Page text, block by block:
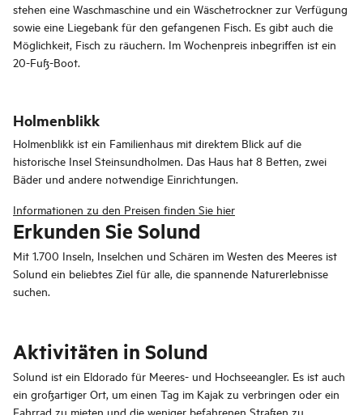
stehen eine Waschmaschine und ein Wäschetrockner zur Verfügung
sowie eine Liegebank für den gefangenen Fisch. Es gibt auch die
Möglichkeit, Fisch zu räuchern. Im Wochenpreis inbegriffen ist ein
20-Fuß-Boot.
Holmenblikk
Holmenblikk ist ein Familienhaus mit direktem Blick auf die
historische Insel Steinsundholmen. Das Haus hat 8 Betten, zwei
Bäder und andere notwendige Einrichtungen.
Informationen zu den Preisen finden Sie hier
Erkunden Sie Solund
Mit 1.700 Inseln, Inselchen und Schären im Westen des Meeres ist
Solund ein beliebtes Ziel für alle, die spannende Naturerlebnisse
suchen.
Aktivitäten in Solund
Solund ist ein Eldorado für Meeres- und Hochseeangler. Es ist auch
ein großartiger Ort, um einen Tag im Kajak zu verbringen oder ein
Fahrrad zu mieten und die weniger befahrenen Straßen zu